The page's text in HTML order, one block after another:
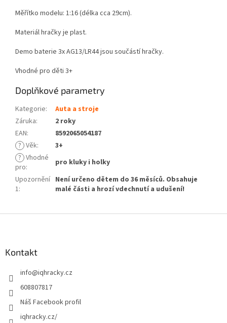
Měřítko modelu: 1:16 (délka cca 29cm).
Materiál hračky je plast.
Demo baterie 3x AG13/LR44 jsou součástí hračky.
Vhodné pro děti 3+
Doplňkové parametry
Kategorie:
Auta a stroje
Záruka:
2 roky
EAN:
8592065054187
? Věk:
3+
? Vhodné
pro:
pro kluky i holky
Upozornění
1:
Není určeno dětem do 36 měsíců. Obsahuje
malé části a hrozí vdechnutí a udušení!
Kontakt
info@iqhracky.cz
608807817
Náš Facebook profil
iqhracky.cz/